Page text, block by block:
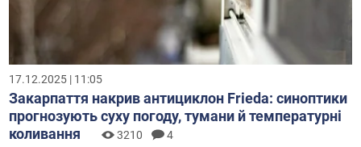
17.12.2025 | 11:05
Закарпаття накрив антициклон Frieda: синоптики
прогнозують суху погоду, тумани й температурні
коливання
3210 4